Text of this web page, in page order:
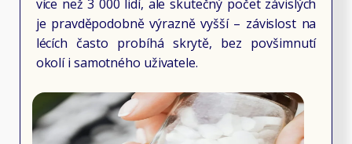
více než 3 000 lidí, ale skutečný počet závislých
je pravděpodobně výrazně vyšší – závislost na
lécích často probíhá skrytě, bez povšimnutí
okolí i samotného uživatele.